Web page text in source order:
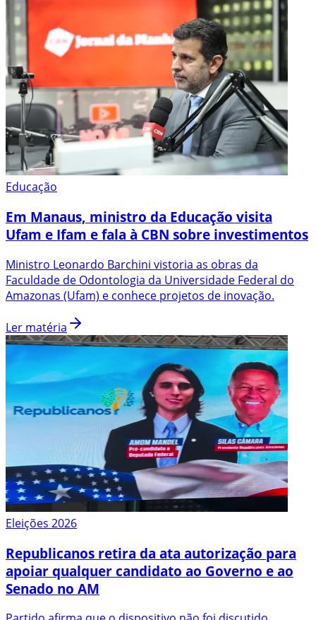
Educação
Em Manaus, ministro da Educação visita
Ufam e Ifam e fala à CBN sobre investimentos
Ministro Leonardo Barchini vistoria as obras da
Faculdade de Odontologia da Universidade Federal do
Amazonas (Ufam) e conhece projetos de inovação.
Ler matéria
Eleições 2026
Republicanos retira da ata autorização para
apoiar qualquer candidato ao Governo e ao
Senado no AM